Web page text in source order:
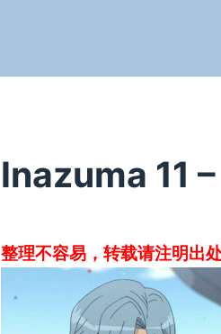
Inazuma 11
整理不容易，转载请注明出